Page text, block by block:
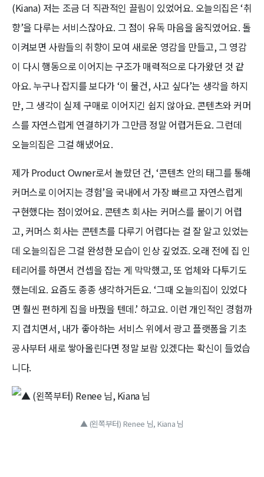
(Kiana) 저는 조금 더 직관적인 끌림이 있었어요. 오늘의집은 ‘취
향’을 다루는 서비스잖아요. 그 점이 유독 마음을 움직였어요. 돌
이켜보면 사람들의 취향이 모여 새로운 영감을 만들고, 그 영감
이 다시 행동으로 이어지는 구조가 매력적으로 다가왔던 것 같
아요. 누구나 잡지를 보다가 ‘이 물건, 사고 싶다’는 생각을 하지
만, 그 생각이 실제 구매로 이어지긴 쉽지 않아요. 콘텐츠와 커머
스를 자연스럽게 연결하기가 그만큼 정말 어렵거든요. 그런데
오늘의집은 그걸 해냈어요.
제가 Product Owner로서 놀랐던 건, ‘콘텐츠 안의 태그를 통해
커머스로 이어지는 경험’을 국내에서 가장 빠르고 자연스럽게
구현했다는 점이었어요. 콘텐츠 회사는 커머스를 붙이기 어렵
고, 커머스 회사는 콘텐츠를 다루기 어렵다는 걸 잘 알고 있었는
데 오늘의집은 그걸 완성한 모습이 인상 깊었죠. 오래 전에 집 인
테리어를 하면서 컨셉을 잡는 게 막막했고, 또 업체와 다투기도
했는데요. 요즘도 종종 생각하거든요. ‘그때 오늘의집이 있었다
면 훨씬 편하게 집을 바꿨을 텐데.’ 하고요. 이런 개인적인 경험까
지 겹치면서, 내가 좋아하는 서비스 위에서 광고 플랫폼을 기초
공사부터 새로 쌓아올린다면 정말 보람 있겠다는 확신이 들었습
니다.
▲ (왼쪽부터) Renee 님, Kiana 님